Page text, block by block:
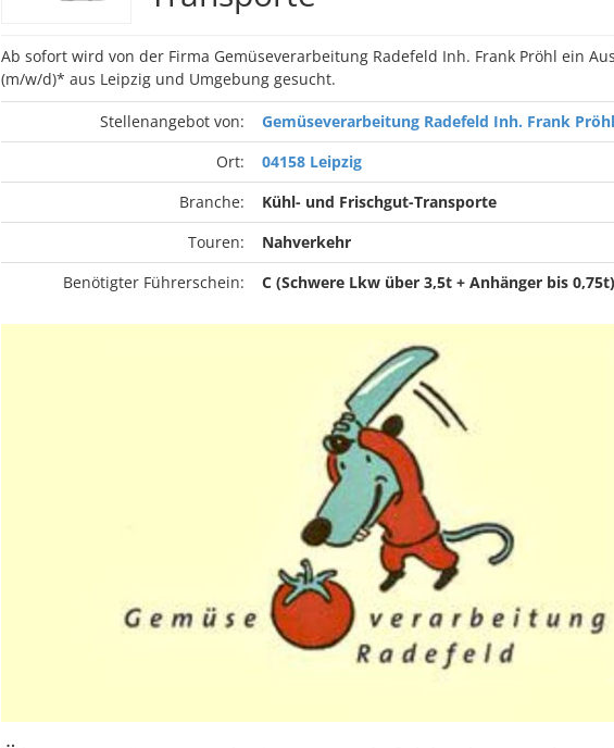
Ab sofort wird von der Firma Gemüseverarbeitung Radefeld Inh. Frank Pröhl ein
(m/w/d)* aus Leipzig und Umgebung gesucht.
Stellenangebot von:
Gemüseverarbeitung Radefeld Inh. Frank Pröhl
Ort:
04158 Leipzig
Branche:
Kühl- und Frischgut-Transporte
Touren:
Nahverkehr
Benötigter Führerschein:
C (Schwere Lkw über 3,5t + Anhänger bis 0,75t)